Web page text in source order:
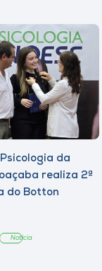
da
realiza 2ª
do Botton
Notícia